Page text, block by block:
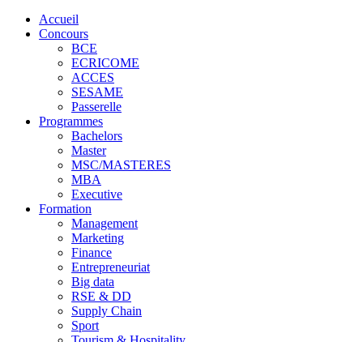
Accueil
Concours
BCE
ECRICOME
ACCES
SESAME
Passerelle
Programmes
Bachelors
Master
MSC/MASTERES
MBA
Executive
Formation
Management
Marketing
Finance
Entrepreneuriat
Big data
RSE & DD
Supply Chain
Sport